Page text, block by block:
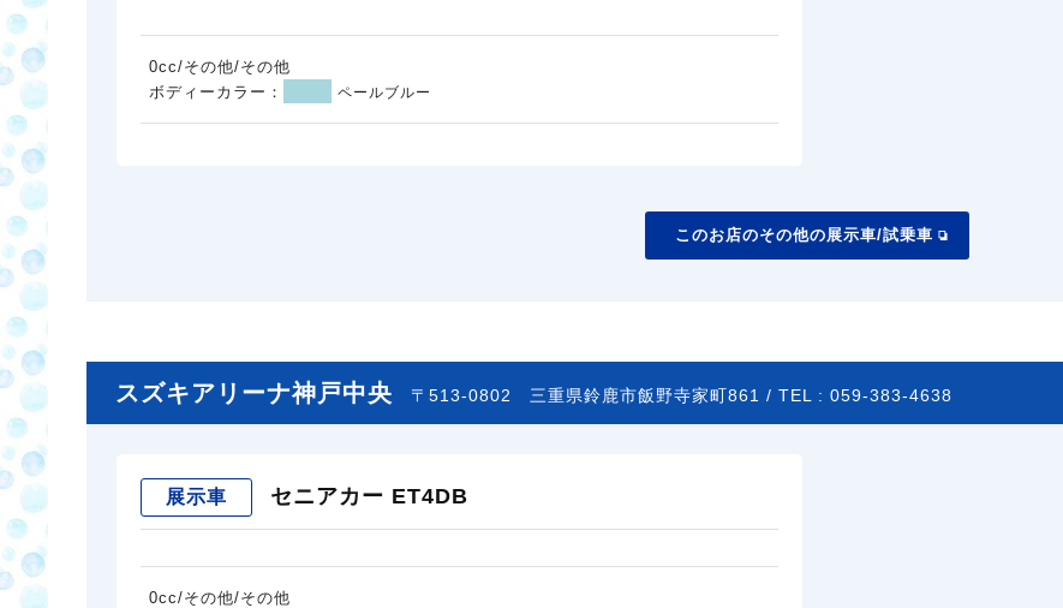
0cc/その他/その他
ボディーカラー：
ペールブルー
このお店のその他の展示車/試乗車
スズキアリーナ神戸中央 〒513-0802 三重県鈴鹿市飯野寺家町861 / TEL : 059-383-4638
展示車 セニアカー ET4DB
0cc/その他/その他